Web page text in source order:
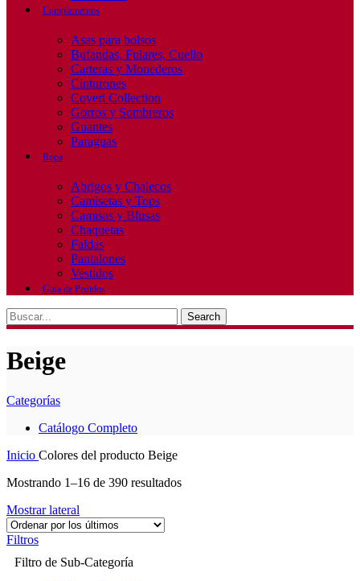
Complementos
Asas para bolsos
Bufandas, Fulares, Cuello
Carteras y Monederos
Cinturones
Coveri Collection
Gorros y Sombreros
Guantes
Paraguas
Ropa
Abrigos y Chalecos
Camisetas y Tops
Camisas y Blusas
Chaquetas
Faldas
Pantalones
Vestidos
Guía de Pedidos
Search
Beige
Categorías
Catálogo Completo
Inicio Colores del producto Beige
Mostrando 1–16 de 390 resultados
Mostrar lateral
Filtros
Filtro de Sub-Categoría